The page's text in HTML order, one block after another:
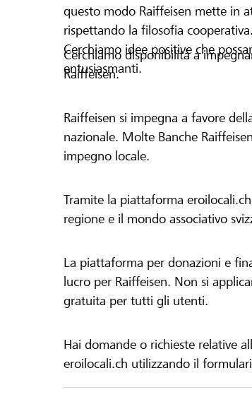
questo modo Raiffeisen mette in
rispettando la filosofia cooperativa.
Cerchiamo idee positive che
entusiasmanti.
Cerchiamo disponibilità a
Raiffeisen.
Raiffeisen si impegna a favore
nazionale. Molte Banche
impegno locale.
Tramite la piattaforma
regione e il mondo associativo
La piattaforma per donazioni e
lucro per Raiffeisen. Non si
gratuita per tutti gli utenti.
Hai domande o richieste relative
eroilocali.ch utilizzando il